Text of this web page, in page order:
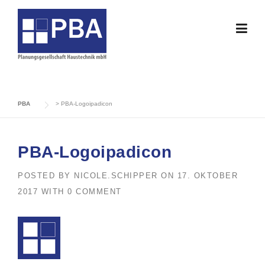
Skip
PBA > PBA-Logoipadicon
PBA-Logoipadicon
POSTED BY NICOLE.SCHIPPER ON 17. OKTOBER
2017 WITH 0 COMMENT